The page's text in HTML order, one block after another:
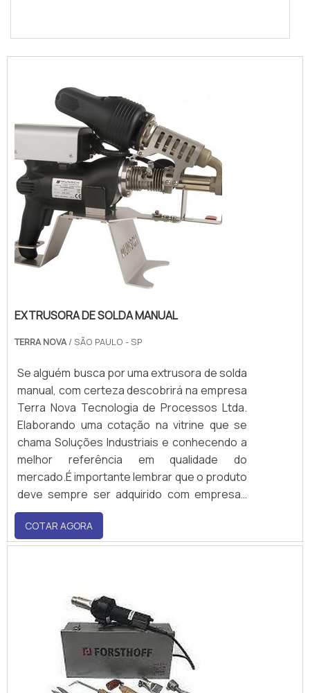
EXTRUSORA DE SOLDA MANUAL
TERRA NOVA/ SÃO PAULO - SP
Se alguém busca por uma extrusora de solda
manual, com certeza descobrirá na empresa
Terra Nova Tecnologia de Processos Ltda.
Elaborando uma cotação na vitrine que se
chama Soluções Industriais e conhecendo a
melhor referência em qualidade do
mercado.É importante lembrar que o produto
deve sempre ser adquirido com empresas
especializadas no segmento. Esse tipo de
cuidado ajuda a garantir a qualidade e
durabilidade dos materiais, além de...
COTAR AGORA